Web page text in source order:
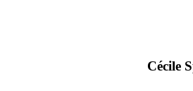
Cécile